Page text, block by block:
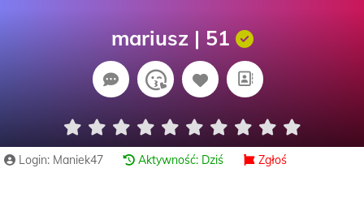
mariusz | 51
Login: Maniek47 Aktywność: Dziś Zgłoś